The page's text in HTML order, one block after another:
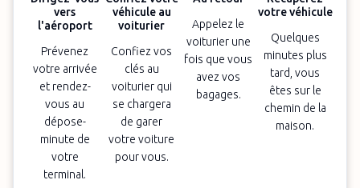
vers
l'aéroport
Prévenez
votre arrivée
et rendez-
vous au
dépose-
minute de
votre
terminal.
véhicule au
voiturier
Confiez vos
clés au
voiturier qui
se chargera
de garer
votre voiture
pour vous.
Appelez le
voiturier une
fois que vous
avez vos
bagages.
votre véhicule
Quelques
minutes plus
tard, vous
êtes sur le
chemin de la
maison.